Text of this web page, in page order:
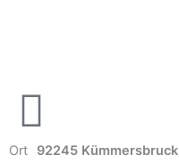
Ort
92245 Kümmersbruck